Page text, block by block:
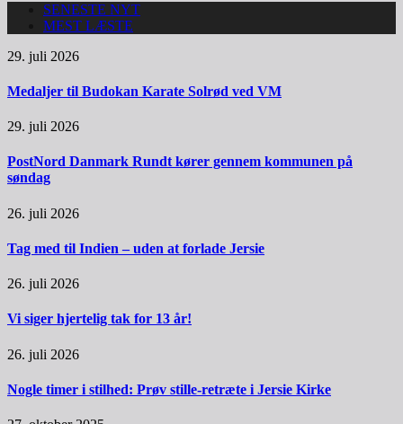
SENESTE NYT
MEST LÆSTE
29. juli 2026
Medaljer til Budokan Karate Solrød ved VM
29. juli 2026
PostNord Danmark Rundt kører gennem kommunen på
søndag
26. juli 2026
Tag med til Indien – uden at forlade Jersie
26. juli 2026
Vi siger hjertelig tak for 13 år!
26. juli 2026
Nogle timer i stilhed: Prøv stille-retræte i Jersie Kirke